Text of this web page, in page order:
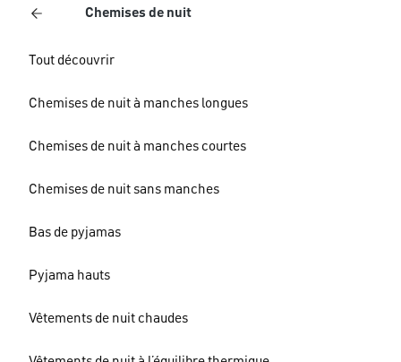
Chemises de nuit
Tout découvrir
Chemises de nuit à manches longues
Chemises de nuit à manches courtes
Chemises de nuit sans manches
Bas de pyjamas
Pyjama hauts
Vêtements de nuit chaudes